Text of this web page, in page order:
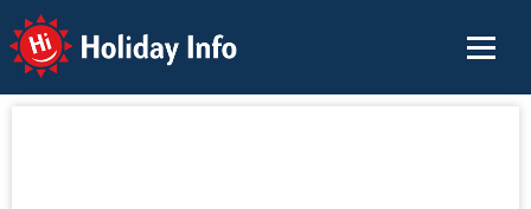
Holiday Info